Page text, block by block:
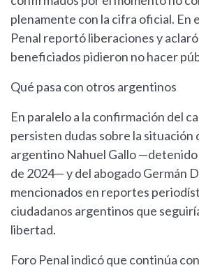
plenamente con la cifra oficial. En
Penal reportó liberaciones y
beneficiados pidieron no hacer
Qué pasa con otros argentinos
En paralelo a la confirmación del
persisten dudas sobre la situación
argentino Nahuel Gallo
de 2024— y del abogado Germán
mencionados en reportes
ciudadanos argentinos que
libertad.
Foro Penal indicó que continúa